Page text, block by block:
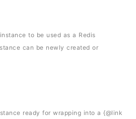
to be used as a Redis
can be newly created or
ready for wrapping into a {@link